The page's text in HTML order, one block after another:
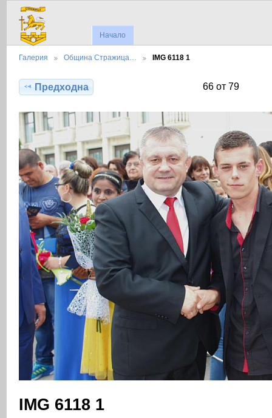
Начало
Галерия Община Стражица… IMG 6118 1
Предходна 66 от 79
IMG 6118 1